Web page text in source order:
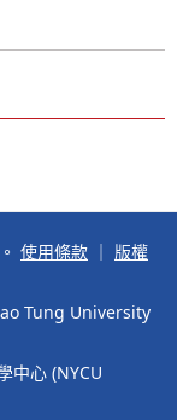
使用條款
版權
Tung University
中心 (NYCU